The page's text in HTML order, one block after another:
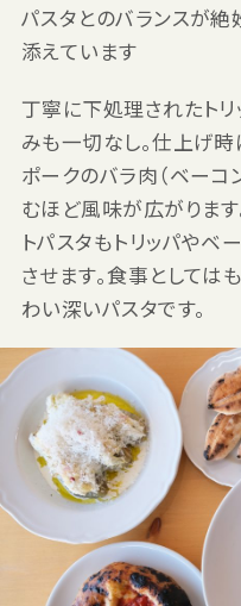
パスタとのバランスが絶
添えています
丁寧に下処理されたト
みも一切なし。仕上げ
ポークのバラ肉（ベーコ
むほど風味が広がりま
トパスタもトリッパや
させます。食事としては
わい深いパスタです。